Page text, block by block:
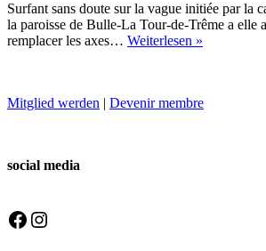
Surfant sans doute sur la vague initiée par la
la paroisse de Bulle-La Tour-de-Trême a elle
remplacer les axes… Weiterlesen »
Mitglied werden | Devenir membre
social media
Facebook Instagram